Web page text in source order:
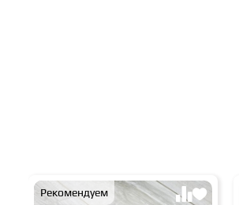
Рекомендуем